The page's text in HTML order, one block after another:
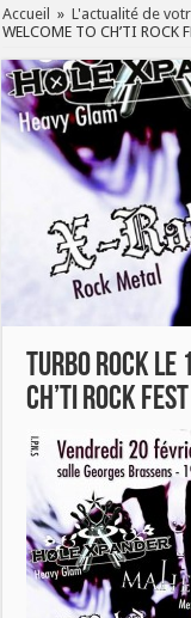
Accueil » L'actualité de
WELCOME TO CH’TI ROCK
TURBO ROCK
CH’TI ROCK